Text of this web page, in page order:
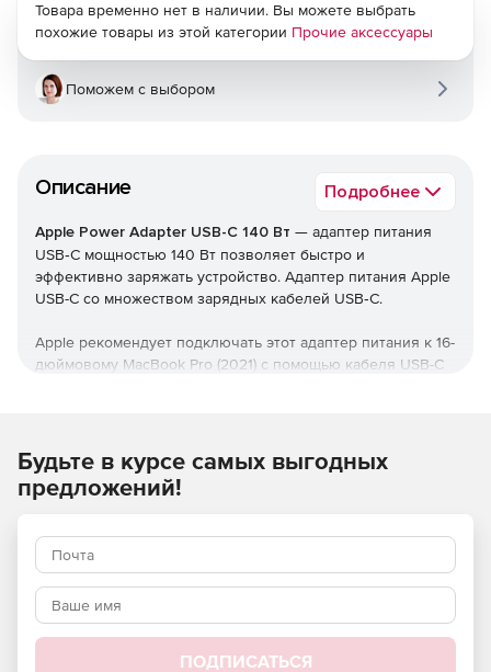
Описание Подробнее
Apple Power Adapter USB-C 140 Вт — адаптер питания
USB‑C мощностью 140 Вт позволяет быстро и
эффективно заряжать устройство. Адаптер питания Apple
USB-C со множеством зарядных кабелей USB‑C.
Apple рекомендует подключать этот адаптер питания к 16-
дюймовому MacBook Pro (2021) с помощью кабеля USB-C
Товара временно нет в наличии. Вы можете выбрать
похожие товары из этой категории Прочие аксессуары
Поможем с выбором
Будьте в курсе самых выгодных
предложений!
ПОДПИСАТЬСЯ